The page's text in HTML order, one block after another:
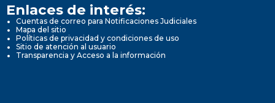
Enlaces de interés:
Cuentas de correo para Notificaciones Judiciales
Mapa del sitio
Políticas de privacidad y condiciones de uso
Sitio de atención al usuario
Transparencia y Acceso a la información